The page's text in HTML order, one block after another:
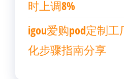
时上调8%
igou爱购pod定制
化步骤指南分享